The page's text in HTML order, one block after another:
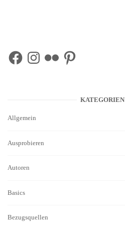
FacebookInstagram
Flickr Pinterest
KATEGORIEN
Allgemein
Ausprobieren
Autoren
Basics
Bezugsquellen